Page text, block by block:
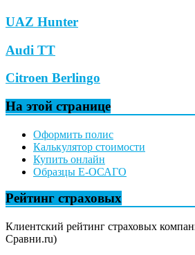
UAZ Hunter
Audi TT
Citroen Berlingo
На этой странице
Оформить полис
Калькулятор стоимости
Купить онлайн
Образцы Е-ОСАГО
Рейтинг страховых
Клиентский рейтинг страховых
Сравни.ru)